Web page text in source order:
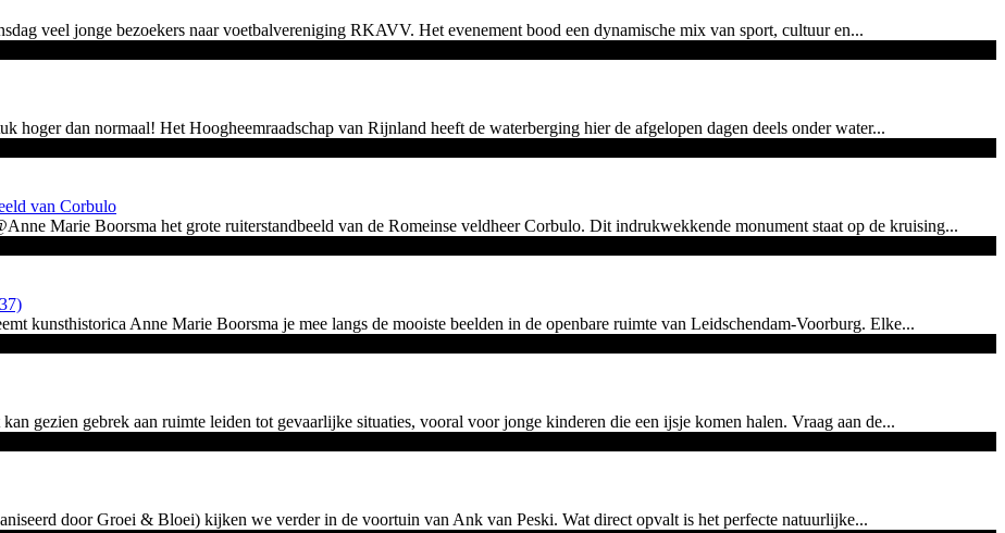
veel jonge bezoekers naar voetbalvereniging RKAVV. Het evenement bood een dynamische mix van sport, cultuur en...
dan normaal! Het Hoogheemraadschap van Rijnland heeft de waterberging hier de afgelopen dagen deels onder water...
van Corbulo
Marie Boorsma het grote ruiterstandbeeld van de Romeinse veldheer Corbulo. Dit indrukwekkende monument staat op de kruising...
kunsthistorica Anne Marie Boorsma je mee langs de mooiste beelden in de openbare ruimte van Leidschendam-Voorburg. Elke...
gezien gebrek aan ruimte leiden tot gevaarlijke situaties, vooral voor jonge kinderen die een ijsje komen halen. Vraag aan de...
door Groei & Bloei) kijken we verder in de voortuin van Ank van Peski. Wat direct opvalt is het perfecte natuurlijke...